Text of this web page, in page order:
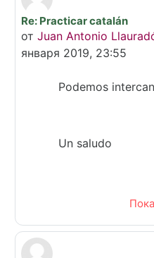
В ответ на Maria
Re: Practicar catalán
от Juan Antonio
января 2019, 23:55
Podemos
Un saludo